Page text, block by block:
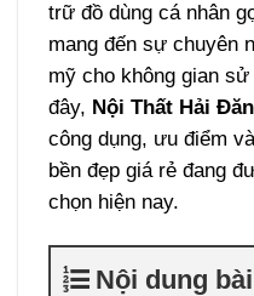
trữ đồ dùng cá nhân
mang đến sự chuyên
mỹ cho không gian
đây, Nội Thất Hải
công dụng, ưu điểm
bền đẹp giá rẻ đang
chọn hiện nay.
Nội dung